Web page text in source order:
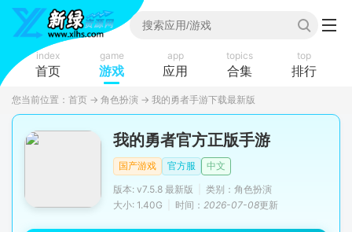
index
首页
game
游戏
app
应用
topics
合集
top
排行
您当前位置： 首页 → 角色扮演 → 我的勇者手游下载最新版
我的勇者官方正版手游
国产游戏 官方服
中文
版本: v7.5.8 最新版
类别：角色扮演
大小: 1.40G
时间： 2026-07-08更新